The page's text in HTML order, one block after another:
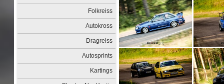
Folkreiss
Autokross
Dragreiss
Autosprints
Kartings